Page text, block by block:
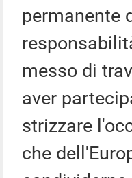
permanente
messo di
aver
strizzare
che